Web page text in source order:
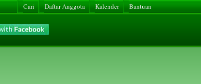
Cari Daftar Anggota Kalender Bantuan